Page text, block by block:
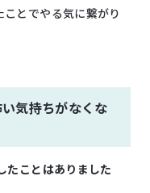
とでやる気に繋がり
気持ちがなくな
たことはありました